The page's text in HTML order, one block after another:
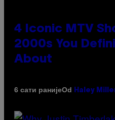
4 Iconic MTV
2000s You
About
6 сати ранијеOd Haley